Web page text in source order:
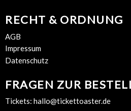
RECHT & ORDNUNG
AGB
Impressum
Datenschutz
FRAGEN ZUR
Tickets: hallo@tickettoaster.de